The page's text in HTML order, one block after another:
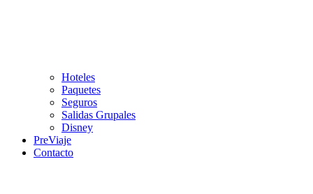
Hoteles
Paquetes
Seguros
Salidas Grupales
Disney
PreViaje
Contacto